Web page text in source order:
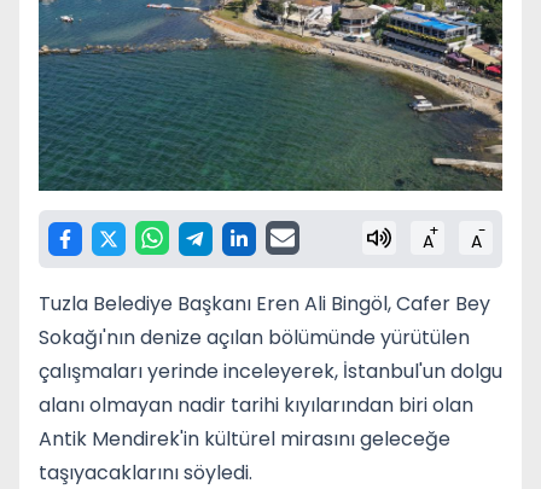
A+ A-
Tuzla Belediye Başkanı Eren Ali Bingöl, Cafer Bey
Sokağı'nın denize açılan bölümünde yürütülen
çalışmaları yerinde inceleyerek, İstanbul'un dolgu
alanı olmayan nadir tarihi kıyılarından biri olan
Antik Mendirek'in kültürel mirasını geleceğe
taşıyacaklarını söyledi.